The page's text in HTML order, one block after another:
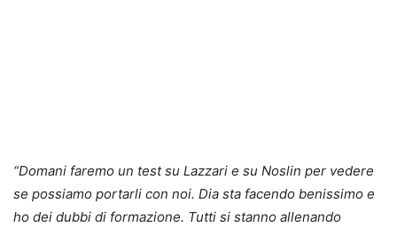
“Domani faremo un test su Lazzari e su Noslin per vedere
se possiamo portarli con noi. Dia sta facendo benissimo e
ho dei dubbi di formazione. Tutti si stanno allenando